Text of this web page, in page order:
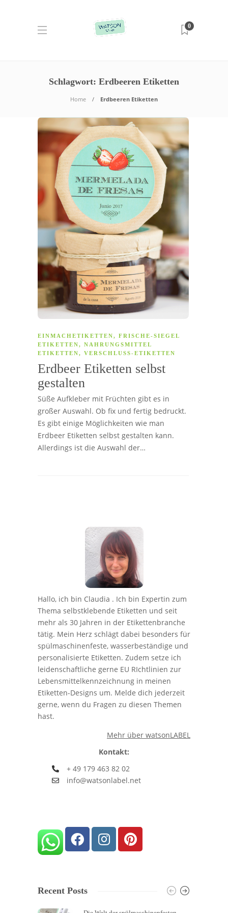
0
Schlagwort: Erdbeeren Etiketten
Home Erdbeeren Etiketten
EINMACHETIKETTEN, FRISCHE-SIEGEL
ETIKETTEN, NAHRUNGSMITTEL
ETIKETTEN, VERSCHLUSS-ETIKETTEN
Erdbeer Etiketten selbst
gestalten
Süße Aufkleber mit Früchten gibt es in
großer Auswahl. Ob fix und fertig bedruckt.
Es gibt einige Möglichkeiten wie man
Erdbeer Etiketten selbst gestalten kann.
Allerdings ist die Auswahl der…
Hallo, ich bin Claudia . Ich bin Expertin zum
Thema selbstklebende Etiketten und seit
mehr als 30 Jahren in der Etikettenbranche
tätig. Mein Herz schlägt dabei besonders für
spülmaschinenfeste, wasserbeständige und
personalisierte Etiketten. Zudem setze ich
leidenschaftliche gerne EU RIchtlinien zur
Lebensmittelkennzeichnung in meinen
Etiketten-Designs um. Melde dich jederzeit
gerne, wenn du Fragen zu diesen Themen
hast.
Mehr über watsonLABEL
Kontakt:
+ 49 179 463 82 02
info@watsonlabel.net
Recent Posts